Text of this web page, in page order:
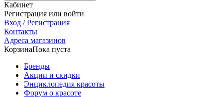
Кабинет
Регистрация или войти
Вход / Регистрация
Контакты
Адреса магазинов
КорзинаПока пуста
Бренды
Акции и скидки
Энциклопедия красоты
Форум о красоте